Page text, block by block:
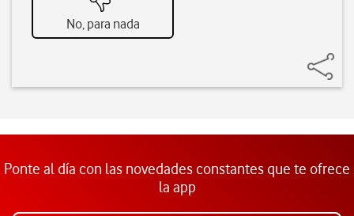
No, para nada
Ponte al día con las novedades constantes que te ofrece
la app